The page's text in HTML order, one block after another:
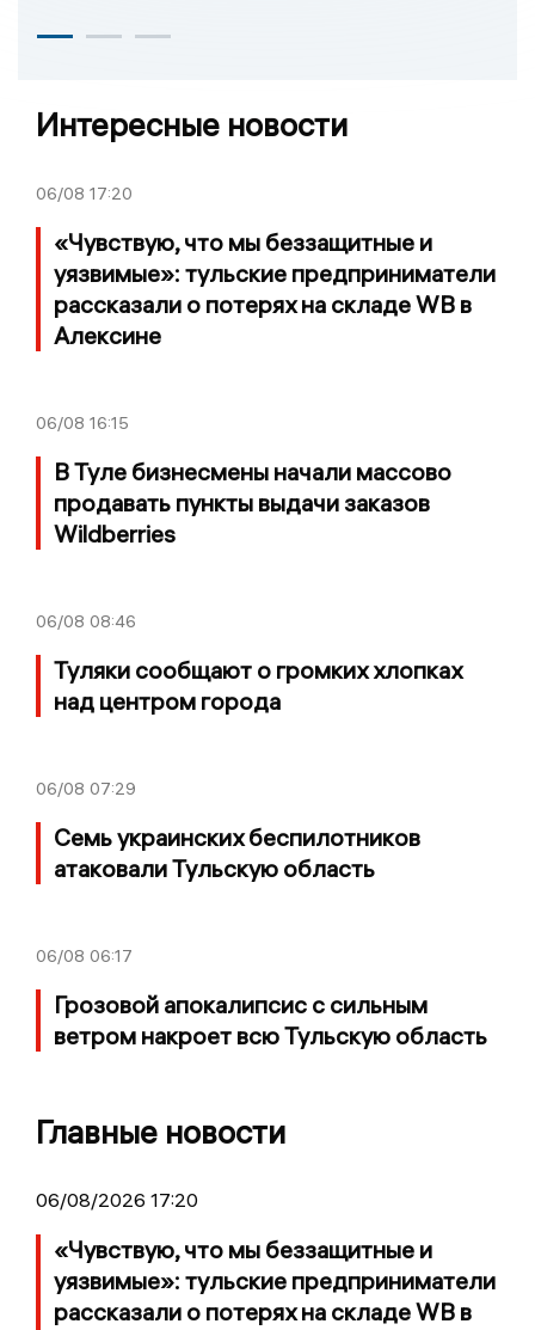
Интересные новости
06/08 17:20
«Чувствую, что мы беззащитные и
уязвимые»: тульские предприниматели
рассказали о потерях на складе WB в
Алексине
06/08 16:15
В Туле бизнесмены начали массово
продавать пункты выдачи заказов
Wildberries
06/08 08:46
Туляки сообщают о громких хлопках
над центром города
06/08 07:29
Семь украинских беспилотников
атаковали Тульскую область
06/08 06:17
Грозовой апокалипсис с сильным
ветром накроет всю Тульскую область
Главные новости
06/08/2026 17:20
«Чувствую, что мы беззащитные и
уязвимые»: тульские предприниматели
рассказали о потерях на складе WB в